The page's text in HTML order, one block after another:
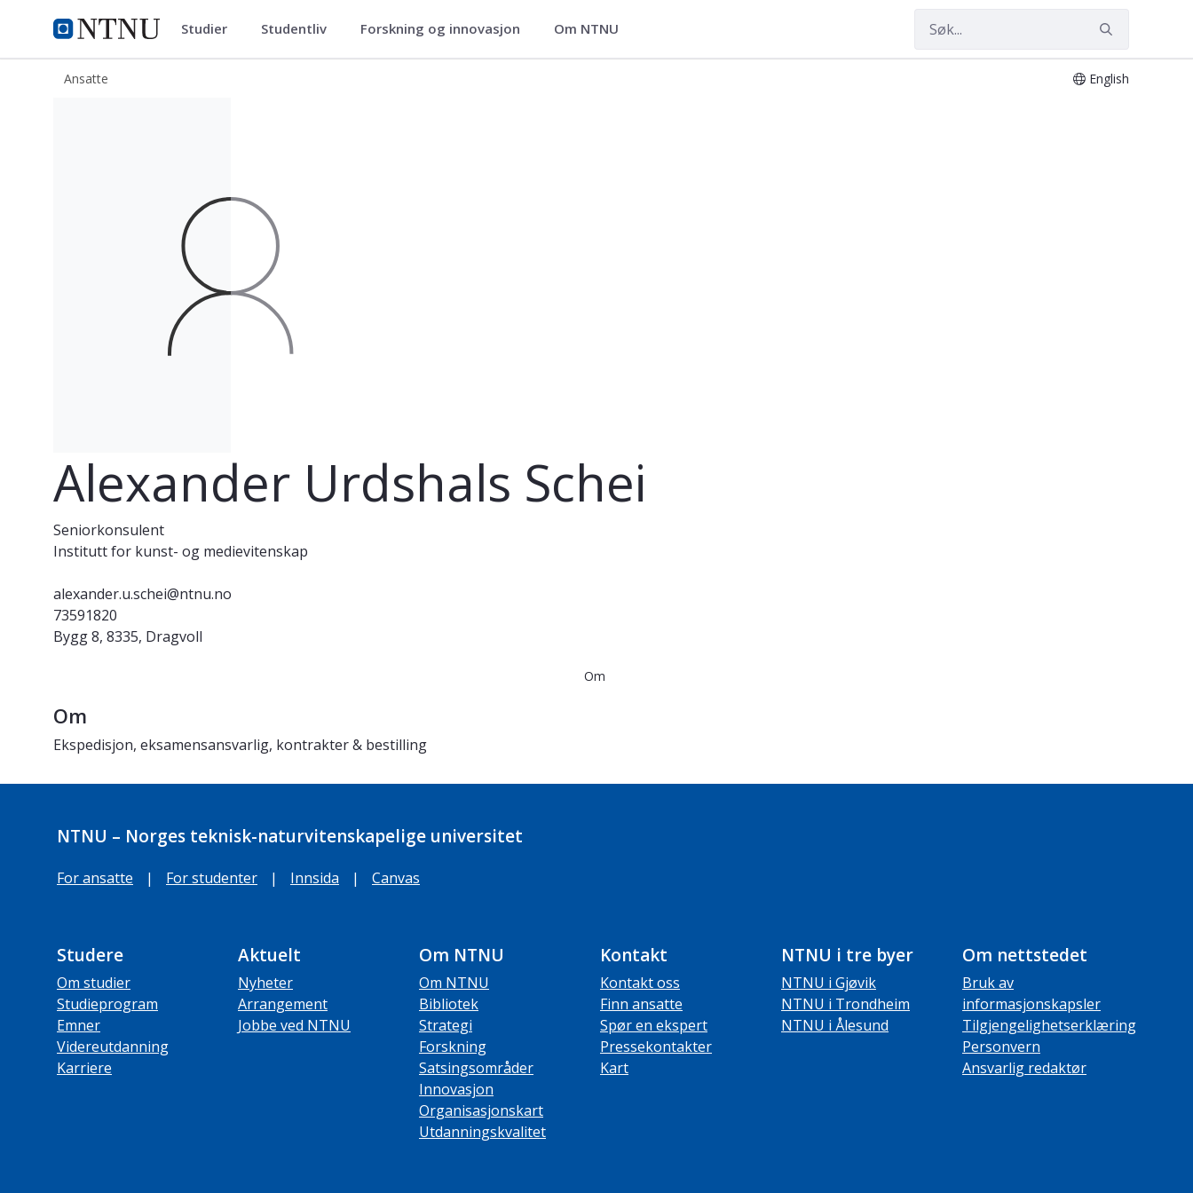
NTNU Hjemmeside
ntnu.no Studier Studentliv Forskning og innovasjon Om NTNU
Ansatte English
Alexander Urdshals Schei
Seniorkonsulent
Institutt for kunst- og medievitenskap
alexander.u.schei@ntnu.no
73591820
Bygg 8, 8335, Dragvoll
Om
Om
Ekspedisjon, eksamensansvarlig, kontrakter & bestilling
NTNU – Norges teknisk-naturvitenskapelige universitet
For ansatte | For studenter | Innsida | Canvas
Studere
Om studier
Studieprogram
Emner
Videreutdanning
Karriere
Aktuelt
Nyheter
Arrangement
Jobbe ved NTNU
Om NTNU
Om NTNU
Bibliotek
Strategi
Forskning
Satsingsområder
Innovasjon
Organisasjonskart
Utdanningskvalitet
Kontakt
Kontakt oss
Finn ansatte
Spør en ekspert
Pressekontakter
Kart
NTNU i tre byer
NTNU i Gjøvik
NTNU i Trondheim
NTNU i Ålesund
Om nettstedet
Bruk av
informasjonskapsler
Tilgjengelighetserklæring
Personvern
Ansvarlig redaktør